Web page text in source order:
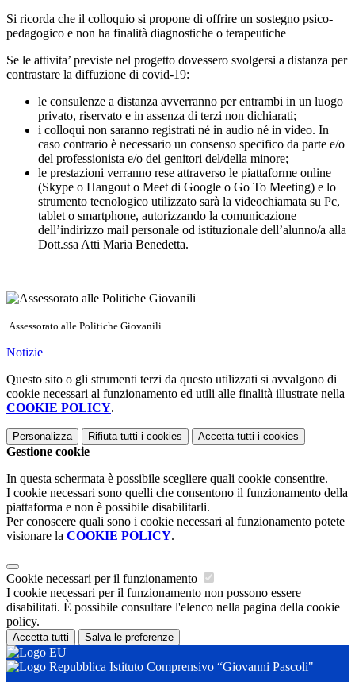
Si ricorda che il colloquio si propone di offrire un sostegno psico-
pedagogico e non ha finalità diagnostiche o terapeutiche
Se le attivita’ previste nel progetto dovessero svolgersi a distanza per
contrastare la diffuzione di covid-19:
le consulenze a distanza avverranno per entrambi in un luogo
privato, riservato e in assenza di terzi non dichiarati;
i colloqui non saranno registrati né in audio né in video. In
caso contrario è necessario un consenso specifico da parte e/o
del professionista e/o dei genitori del/della minore;
le prestazioni verranno rese attraverso le piattaforme online
(Skype o Hangout o Meet di Google o Go To Meeting) e lo
strumento tecnologico utilizzato sarà la videochiamata su Pc,
tablet o smartphone, autorizzando la comunicazione
dell’indirizzo mail personale od istituzionale dell’alunno/a alla
Dott.ssa Atti Maria Benedetta.
Assessorato alle Politiche Giovanili
Notizie
Questo sito o gli strumenti terzi da questo utilizzati si avvalgono di
cookie necessari al funzionamento ed utili alle finalità illustrate nella
COOKIE POLICY.
Personalizza Rifiuta tutti i cookies Accetta tutti i cookies
Gestione cookie
In questa schermata è possibile scegliere quali cookie consentire.
I cookie necessari sono quelli che consentono il funzionamento della
piattaforma e non è possibile disabilitarli.
Per conoscere quali sono i cookie necessari al funzionamento potete
visionare la COOKIE POLICY.
Cookie necessari per il funzionamento
I cookie necessari per il funzionamento non possono essere
disabilitati. È possibile consultare l'elenco nella pagina della cookie
policy.
Accetta tutti Salva le preferenze
Istituto Comprensivo “Giovanni Pascoli"